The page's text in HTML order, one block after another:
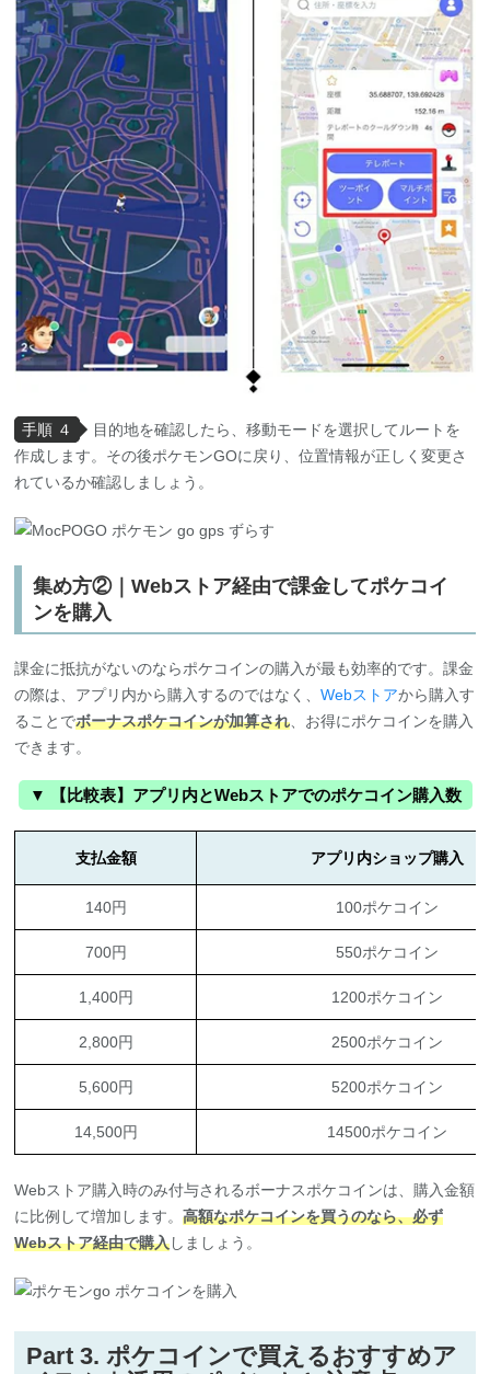
手順 ４
目的地を確認したら、移動モードを選択してルートを
作成します。その後ポケモンGOに戻り、位置情報が正しく変更さ
れているか確認しましょう。
ンを購入
の際は、アプリ内から購入するのではなく、Webストアから購入す
ることで ボーナスポケコインが加算され 、お得にポケコインを購入
できます。
支払金額 アプリ内ショップ購入
140円 100ポケコイン
700円 550ポケコイン
1,400円 1200ポケコイン
2,800円 2500ポケコイン
5,600円 5200ポケコイン
14,500円 14500ポケコイン
に比例して増加します。高額なポケコインを買うのなら、必ず
Webストア経由で購入しましょう。
Part 3. ポケコインで買えるおすすめア
イテム｜活用のポイントと注意点